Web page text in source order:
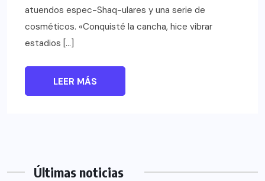
atuendos espec-Shaq-ulares y una serie de
cosméticos. «Conquisté la cancha, hice vibrar
estadios […]
LEER MÁS
Últimas noticias